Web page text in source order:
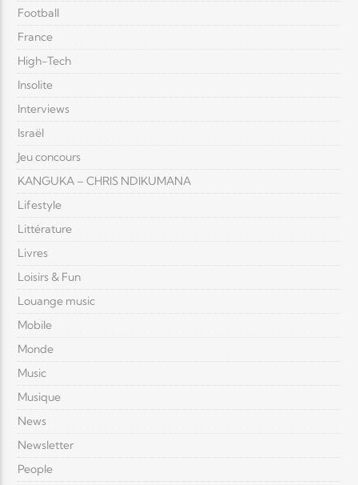
Football
France
High-Tech
Insolite
Interviews
Israël
Jeu concours
KANGUKA – CHRIS NDIKUMANA
Lifestyle
Littérature
Livres
Loisirs & Fun
Louange music
Mobile
Monde
Music
Musique
News
Newsletter
People